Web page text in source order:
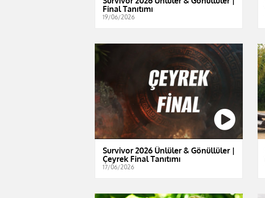
Final Tanıtımı
19/06/2026
Survivor 2026 Ünlüler & Gönüllüler |
Çeyrek Final Tanıtımı
17/06/2026